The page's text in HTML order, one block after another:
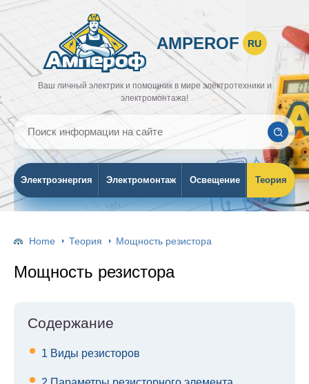
AMPEROF RU
Ваш личный электрик и помощник в мире электротехники и
электромонтажа!
Электроэнергия Электромонтаж Освещение Теория
Home Теория Мощность резистора
Мощность резистора
Содержание
1 Виды резисторов